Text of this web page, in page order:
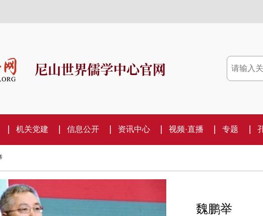
尼山世界儒学中心官网
机关党建 信息公开 资讯中心 视频·直播 专题
魏鹏举